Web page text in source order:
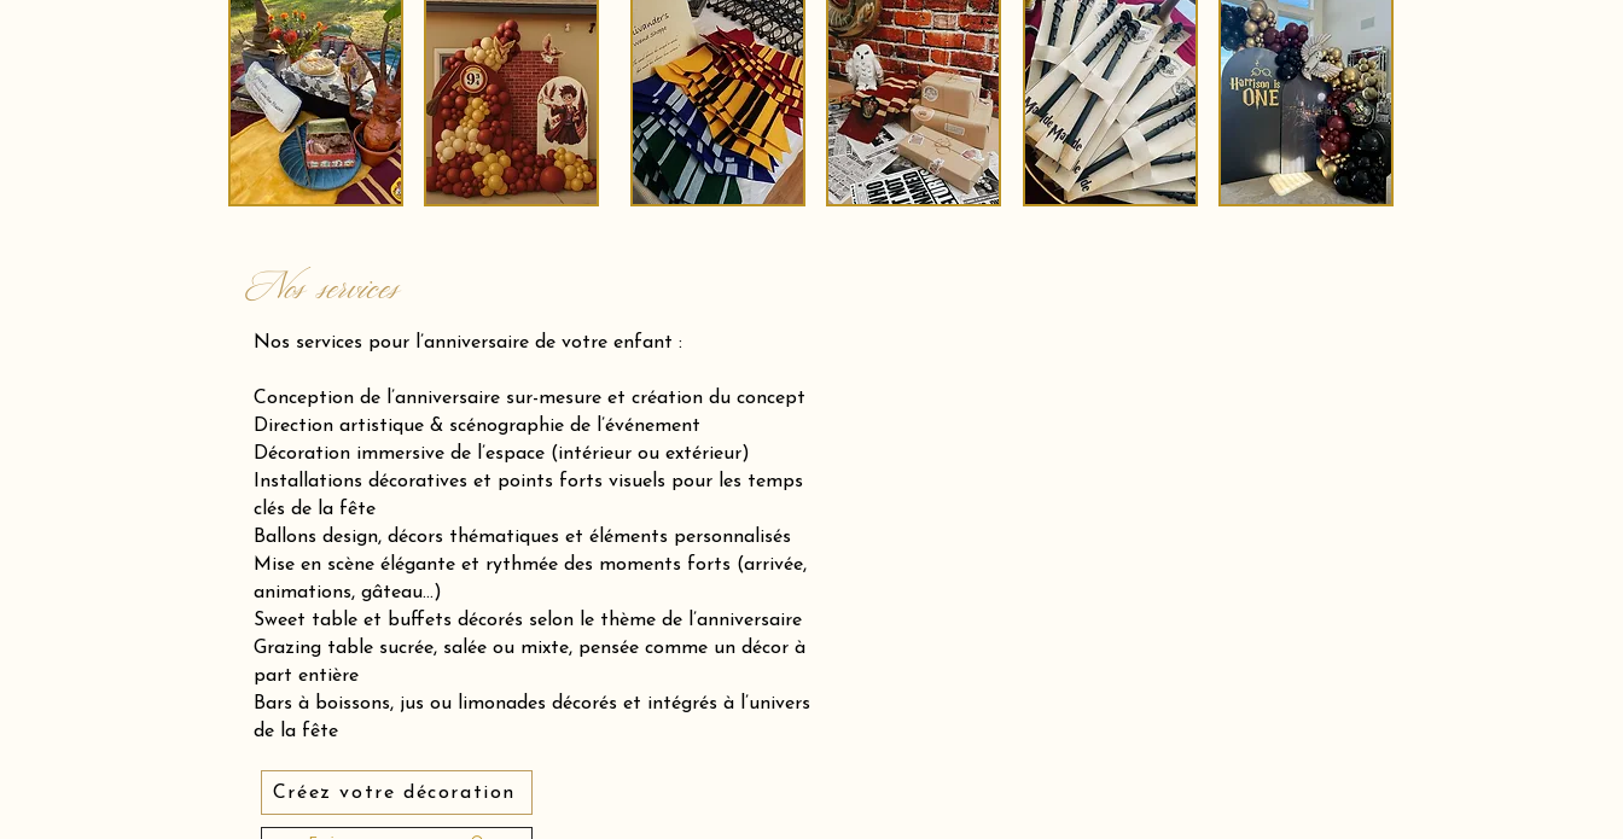
Nos services
Nos services pour l’anniversaire de votre enfant :
Conception de l’anniversaire sur-mesure et création du concept
Direction artistique & scénographie de l’événement
Décoration immersive de l’espace (intérieur ou extérieur)
Installations décoratives et points forts visuels pour les temps
clés de la fête
Ballons design, décors thématiques et éléments personnalisés
Mise en scène élégante et rythmée des moments forts (arrivée,
animations, gâteau…)
Sweet table et buffets décorés selon le thème de l’anniversaire
Grazing table sucrée, salée ou mixte, pensée comme un décor à
part entière
Bars à boissons, jus ou limonades décorés et intégrés à l’univers
de la fête
Créez votre décoration